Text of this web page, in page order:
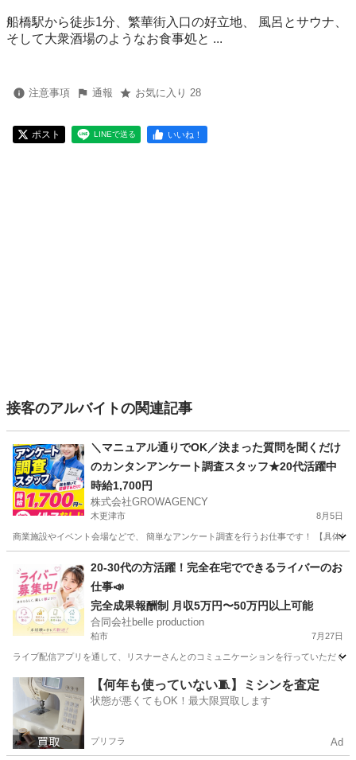
船橋駅から徒歩1分、繁華街入口の好立地、 風呂とサウナ、
そして大衆酒場のようなお食事処と ...
注意事項 通報 お気に入り 28
ポスト LINEで送る いいね！
接客のアルバイトの関連記事
＼マニュアル通りでOK／決まった質問を聞くだけ
のカンタンアンケート調査スタッフ★20代活躍中
時給1,700円
株式会社GROWAGENCY
木更津市 8月5日
商業施設やイベント会場などで、 簡単なアンケート調査を行うお仕事です！ 【具体
その他 スタッフ
20-30代の方活躍！完全在宅でできるライバーのお
仕事📣
完全成果報酬制 月収5万円〜50万円以上可能
合同会社belle production
柏市 7月27日
ライブ配信アプリを通して、リスナーさんとのコミュニケーションを行っていただく
千葉 柏市 その他 ライバー
【何年も使っていない🧵】ミシンを査定
状態が悪くてもOK！最大限買取します
プリフラ Ad